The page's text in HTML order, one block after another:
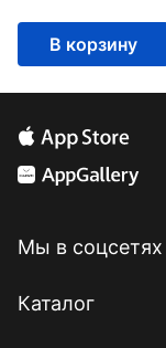
В корзину
Мы в соцсетях
Каталог